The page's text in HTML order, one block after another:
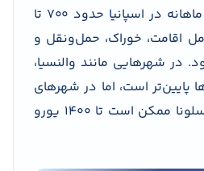
میانگین هزینه زندگی ماهانه در اسپانیا حدود ۷۰۰ تا
اقامت، خوراک، حمل‌ونقل و
در شهرهایی مانند والنسیا،
پایین‌تر است، اما در شهرهای
بزرگ مثل مادرید یا بارسلونا ممکن است تا ۱۴۰۰ یورو